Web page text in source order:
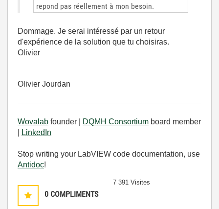
repond pas réellement à mon besoin.
Dommage. Je serai intéressé par un retour
d'expérience de la solution que tu choisiras.
Olivier
Olivier Jourdan
Wovalab founder | DQMH Consortium board member
LinkedIn
Stop writing your LabVIEW code documentation, use
Antidoc!
0 COMPLIMENTS
7 391 Visites